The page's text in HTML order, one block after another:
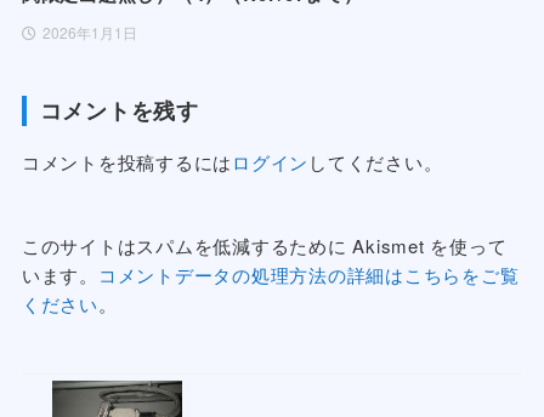
2026年1月1日
コメントを残す
コメントを投稿するにはログイン してください。
このサイトはスパムを低減するために Akismet を使って
います。 コメントデータの処理方法の詳細はこちらをご覧
ください。